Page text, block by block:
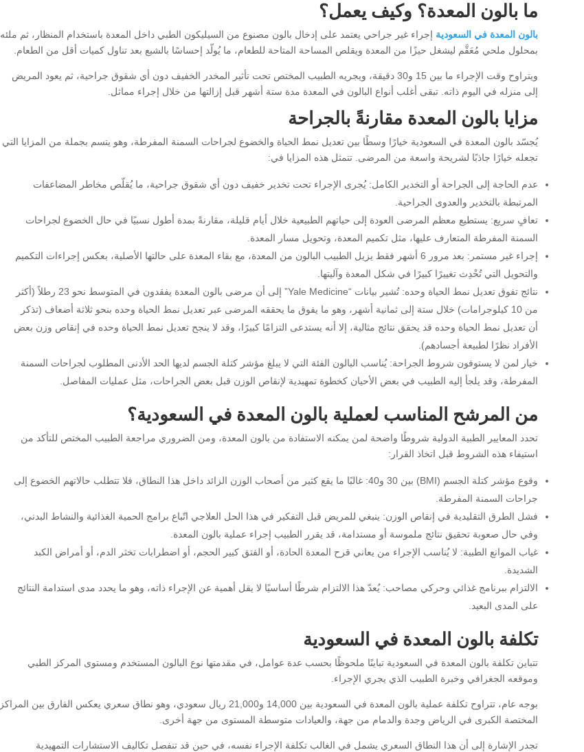
ما بالون المعدة؟ وكيف يعمل؟
بالون المعدة في السعودية إجراء غير جراحي يعتمد على إدخال بالون مصنوع من السيليكون الطبي داخل المعدة باستخدام المنظار، ثم ملئه
بمحلول ملحي مُعَقَّم ليشغل حيزًا من المعدة ويقلص المساحة المتاحة للطعام، ما يُولّد إحساسًا بالشبع بعد تناول كميات أقل من الطعام.
ويتراوح وقت الإجراء ما بين 15 و30 دقيقة، ويجريه الطبيب المختص تحت تأثير المخدر الخفيف دون أي شقوق جراحية، ثم يعود المريض
إلى منزله في اليوم ذاته. تبقى أغلب أنواع البالون في المعدة مدة ستة أشهر قبل إزالتها من خلال إجراء مماثل.
مزايا بالون المعدة مقارنةً بالجراحة
يُجسّد بالون المعدة في السعودية خيارًا وسطًا بين تعديل نمط الحياة والخضوع لجراحات السمنة المفرطة، وهو يتسم بجملة من المزايا التي
تجعله خيارًا جاذبًا لشريحة واسعة من المرضى. تتمثل هذه المزايا في:
عدم الحاجة إلى الجراحة أو التخدير الكامل: يُجرى الإجراء تحت تخدير خفيف دون أي شقوق جراحية، ما يُقلّص مخاطر المضاعفات
المرتبطة بالتخدير والعدوى الجراحية.
تعافٍ سريع: يستطيع معظم المرضى العودة إلى حياتهم الطبيعية خلال أيام قليلة، مقارنةً بمدة أطول نسبيًا في حال الخضوع لجراحات
السمنة المفرطة المتعارف عليها، مثل تكميم المعدة، وتحويل مسار المعدة.
إجراء غير مستمر: بعد مرور 6 أشهر فقط يزيل الطبيب البالون من المعدة، مع بقاء المعدة على حالتها الأصلية، بعكس إجراءات التكميم
والتحويل التي تُحْدِث تغييرًا كبيرًا في شكل المعدة وآليتها.
نتائج تفوق تعديل نمط الحياة وحده: تُشير بيانات “Yale Medicine” إلى أن مرضى بالون المعدة يفقدون في المتوسط نحو 23 رطلاً (أكثر
من 10 كيلوجرامات) خلال ستة إلى ثمانية أشهر، وهو ما يفوق ما يحققه المرضى عبر تعديل نمط الحياة وحده بنحو ثلاثة أضعاف (تذكر
أن تعديل نمط الحياة وحده قد يحقق نتائج مثالية، إلا أنه يستدعى التزامًا كبيرًا، وقد لا ينجح تعديل نمط الحياة وحده في إنقاص وزن بعض
الأفراد نظرًا لطبيعة أجسادهم).
خيار لمن لا يستوفون شروط الجراحة: يُناسب البالون الفئة التي لا يبلغ مؤشر كتلة الجسم لديها الحد الأدنى المطلوب لجراحات السمنة
المفرطة، وقد يلجأ إليه الطبيب في بعض الأحيان كخطوة تمهيدية لإنقاص الوزن قبل بعض الجراحات، مثل عمليات المفاصل.
من المرشح المناسب لعملية بالون المعدة في السعودية؟
تحدد المعايير الطبية الدولية شروطًا واضحة لمن يمكنه الاستفادة من بالون المعدة، ومن الضروري مراجعة الطبيب المختص للتأكد من
استيفاء هذه الشروط قبل اتخاذ القرار:
وقوع مؤشر كتلة الجسم (BMI) بين 30 و40: غالبًا ما يقع كثير من أصحاب الوزن الزائد داخل هذا النطاق، فلا تتطلب حالاتهم الخضوع إلى
جراحات السمنة المفرطة.
فشل الطرق التقليدية في إنقاص الوزن: ينبغي للمريض قبل التفكير في هذا الحل العلاجي اتّباع برامج الحمية الغذائية والنشاط البدني،
وفي حال صعوبة تحقيق نتائج ملموسة أو مستدامة، قد يقرر الطبيب إجراء عملية بالون المعدة.
غياب الموانع الطبية: لا يُناسب الإجراء من يعاني قرح المعدة الحادة، أو الفتق كبير الحجم، أو اضطرابات تخثر الدم، أو أمراض الكبد
الشديدة.
الالتزام ببرنامج غذائي وحركي مصاحب: يُعدّ هذا الالتزام شرطًا أساسيًا لا يقل أهمية عن الإجراء ذاته، وهو ما يحدد مدى استدامة النتائج
على المدى البعيد.
تكلفة بالون المعدة في السعودية
تتباين تكلفة بالون المعدة في السعودية تباينًا ملحوظًا بحسب عدة عوامل، في مقدمتها نوع البالون المستخدم ومستوى المركز الطبي
وموقعه الجغرافي وخبرة الطبيب الذي يجري الإجراء.
بوجه عام، تتراوح تكلفة عملية بالون المعدة في السعودية بين 14,000 و21,000 ريال سعودي، وهو نطاق سعري يعكس الفارق بين المراكز
المختصة الكبرى في الرياض وجدة والدمام من جهة، والعيادات متوسطة المستوى من جهة أخرى.
تجدر الإشارة إلى أن هذا النطاق السعري يشمل في الغالب تكلفة الإجراء نفسه، في حين قد تنفصل تكاليف الاستشارات التمهيدية